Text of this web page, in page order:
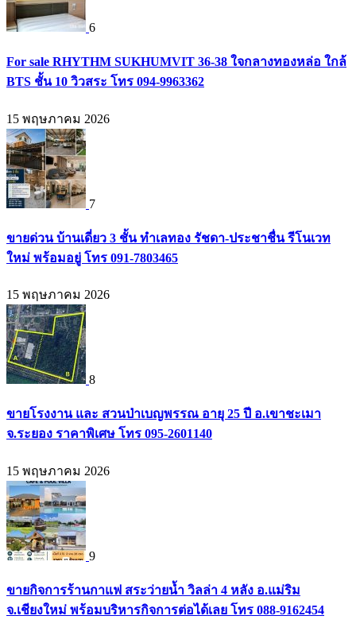
6
For sale RHYTHM SUKHUMVIT 36-38 ใจกลางทองหล่อ ใกล้
BTS ชั้น 10 วิวสระ โทร 094-9963362
15 พฤษภาคม 2026
7
ขายด่วน บ้านเดี่ยว 3 ชั้น ทำเลทอง รัชดา-ประชาชื่น รีโนเวท
ใหม่ พร้อมอยู่ โทร 091-7803465
15 พฤษภาคม 2026
8
ขายโรงงาน และ สวนป่าเบญพรรณ อายุ 25 ปี อ.เขาชะเมา
จ.ระยอง ราคาพิเศษ โทร 095-2601140
15 พฤษภาคม 2026
9
ขายกิจการร้านกาแฟ สระว่ายน้ำ วิลล่า 4 หลัง อ.แม่ริม
จ.เชียงใหม่ พร้อมบริหารกิจการต่อได้เลย โทร 088-9162454